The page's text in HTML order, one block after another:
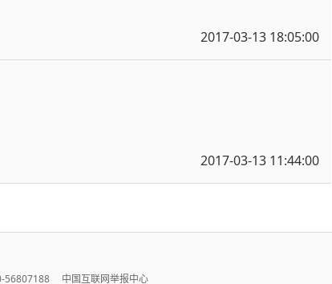
2017-03-13 18:05:00
2017-03-13 11:44:00
56807188 中国互联网举报中心